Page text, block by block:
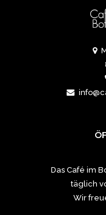
Das Café im
täglich
Wir